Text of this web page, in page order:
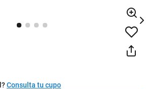
Consulta tu cupo